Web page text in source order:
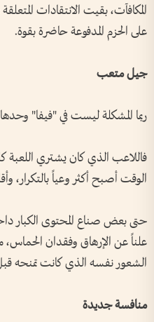
المكافآت، بقيت الانتقادات
على الحزم المدفوعة حاضرة بقوة.
جيل متعب
ربما المشكلة ليست في "فيفا"
فاللاعب الذي كان يشتري اللعبة
الوقت أصبح أكثر وعياً بالتكرار،
حتى بعض صناع المحتوى الكبار
علناً عن الإرهاق وفقدان الحماس،
الشعور نفسه الذي كانت تمنحه
منافسة جديدة